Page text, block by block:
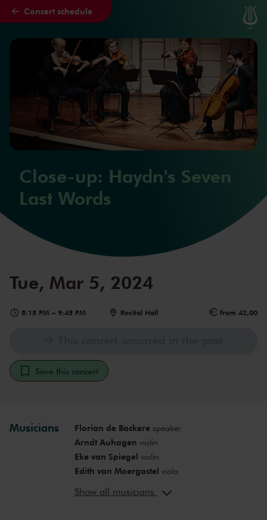
Skip to main content
Concert schedule
Close-up: Haydn's Seven
Last Words
Tue, Mar 5, 2024
8:15 PM – 9:45 PM Recital Hall from 42,00
Save this concert
Musicians Florian de Backerespeaker
Arndt Auhagen violin
Eke van Spiegel violin
Edith van Moergastel viola
Boris Nedialkov
Show all musicians